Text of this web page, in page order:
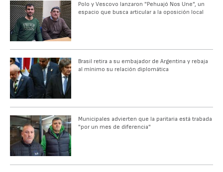
Polo y Vescovo lanzaron "Pehuajó Nos Une", un
espacio que busca articular a la oposición local
Brasil retira a su embajador de Argentina y rebaja
al mínimo su relación diplomática
Municipales advierten que la paritaria está trabada
"por un mes de diferencia"